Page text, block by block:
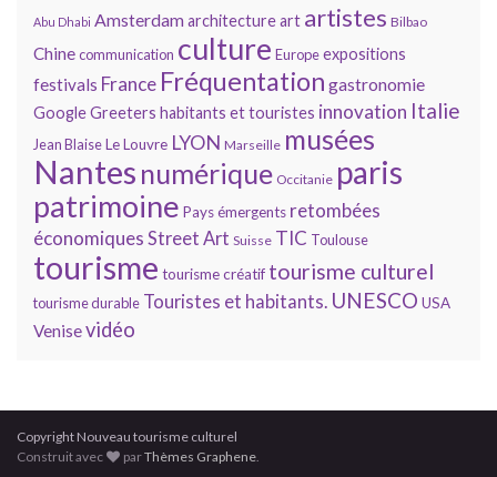
Abu Dhabi Amsterdamarchitectureart artistes Bilbao
Chinecommunication culture Europeexpositions
festivals France Fréquentation gastronomie
GoogleGreeters habitants et touristes innovation Italie
Jean BlaiseLe Louvre LYON Marseille musées
Nantes numérique Occitanie paris
patrimoine Pays émergents retombées
économiques Street Art Suisse TIC Toulouse
tourisme tourisme créatif tourisme culturel
tourisme durable Touristes et habitants. UNESCO USA
Venisevidéo
Copyright Nouveau tourisme culturel
Construit avec
parThèmes Graphene